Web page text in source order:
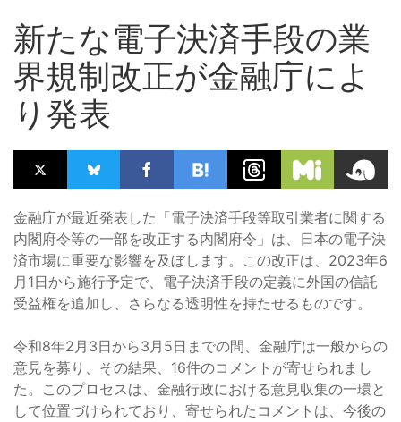
新たな電子決済手段の業
界規制改正が金融庁によ
り発表
金融庁が最近発表した「電子決済手段等取引業者に関する
内閣府令等の一部を改正する内閣府令」は、日本の電子決
済市場に重要な影響を及ぼします。この改正は、2023年6
月1日から施行予定で、電子決済手段の定義に外国の信託
受益権を追加し、さらなる透明性を持たせるものです。
令和8年2月3日から3月5日までの間、金融庁は一般からの
意見を募り、その結果、16件のコメントが寄せられまし
た。このプロセスは、金融行政における意見収集の一環と
して位置づけられており、寄せられたコメントは、今後の